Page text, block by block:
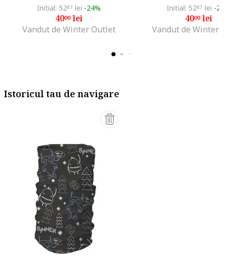
Initial: 5287 lei -24%
4000lei
Vandut de Winter Outlet
Initial: 5287 lei -
4000lei
Vandut de Winter
Istoricul tau de navigare